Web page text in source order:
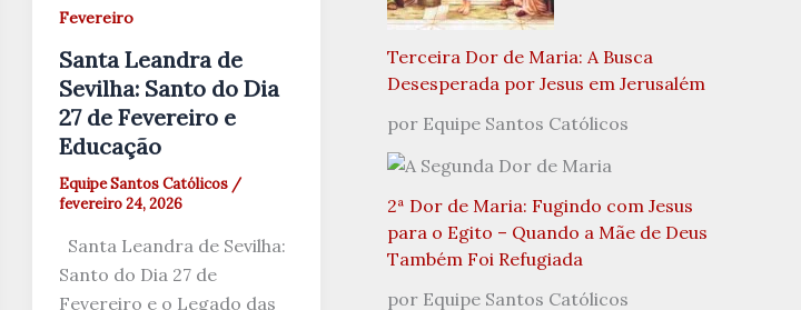
Fevereiro
Santa Leandra de
Sevilha: Santo do Dia
27 de Fevereiro e
Educação
Equipe Santos Católicos /
fevereiro 24, 2026
Santa Leandra de Sevilha:
Santo do Dia 27 de
Fevereiro e o Legado das
Terceira Dor de Maria: A Busca
Desesperada por Jesus em Jerusalém
por Equipe Santos Católicos
2ª Dor de Maria: Fugindo com Jesus
para o Egito – Quando a Mãe de Deus
Também Foi Refugiada
por Equipe Santos Católicos